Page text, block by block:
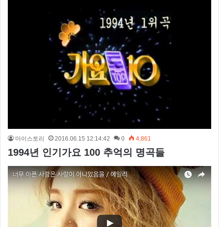
마이스토리 2016.06.15 12:14:42 0 4,861
1994년 인기가요 100 추억의 명곡들